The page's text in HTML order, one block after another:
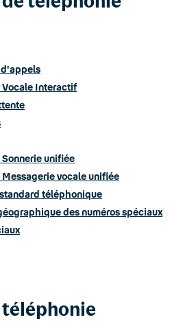
d'appels
Vocale Interactif
unifiée
vocale unifiée
téléphonique
des numéros spéciaux